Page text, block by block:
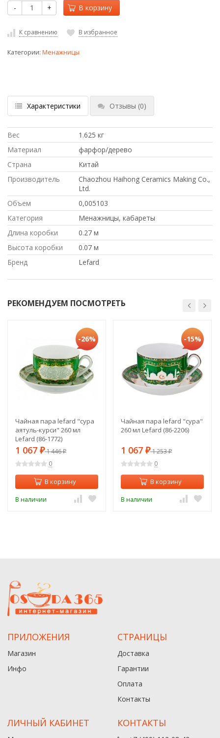
- + В корзину
К сравнению В избранное
Категории: Менажницы
Характеристики Отзывы (0)
Вес
1.625 кг
Материал
фарфор/дерево
Страна
Китай
Производитель
Chaozhou Haihong Ceramics Making Co.,
Ltd.
Объем
0,005103
Категория
Менажницы, кабареты
Длина коробки
0.27 м
Высота коробки
0.07 м
Бренд
Lefard
РЕКОМЕНДУЕМ ПОСМОТРЕТЬ
-26%
Чайная пара lefard "сура
аятуль-курси" 260 мл
Lefard (86-1772)
1 067 ₽1 446₽
0
В корзину
В наличии
-15%
Чайная пара lefard "сура"
260 мл Lefard (86-2206)
1 067 ₽1 253₽
0
В корзину
В наличии
ПРИЛОЖЕНИЯ
Магазин
Инфо
СТРАНИЦЫ
Доставка
Гарантии
Оплата
Контакты
ЛИЧНЫЙ КАБИНЕТ КОНТАКТЫ